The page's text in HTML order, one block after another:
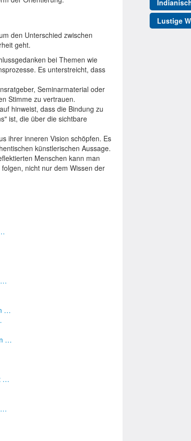
den Unterschied zwischen
geht.
bei Themen wie
Es unterstreicht, dass
Seminarmaterial oder
Stimme zu vertrauen.
hinweist, dass die Bindung zu
ist, die über die sichtbare
ihrer inneren Vision schöpfen. Es
künstlerischen Aussage.
Menschen kann man
nicht nur dem Wissen der
…
…
…
…
…
Lustige